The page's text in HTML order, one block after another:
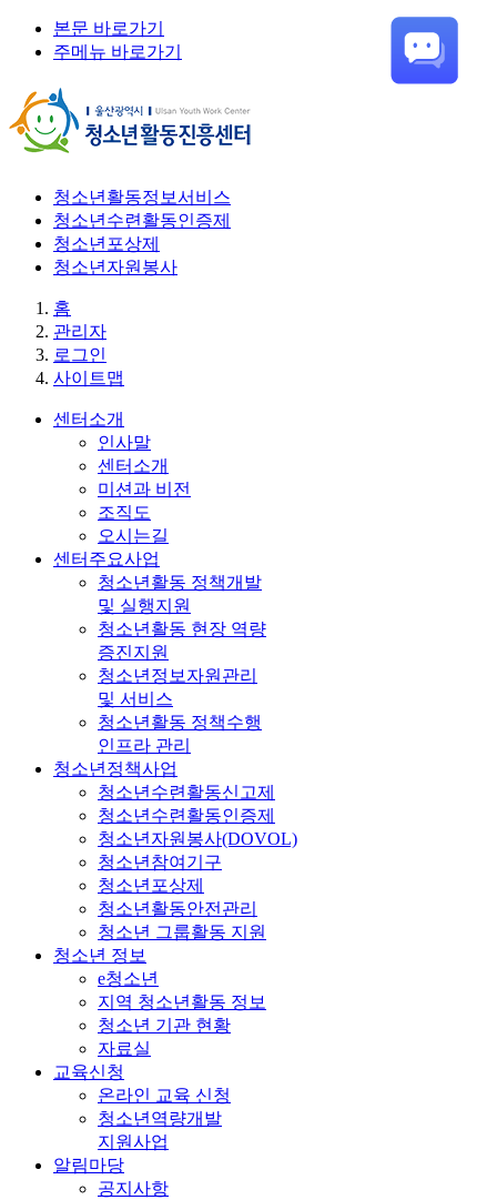
본문 바로가기
주메뉴 바로가기
청소년활동정보서비스
청소년수련활동인증제
청소년포상제
청소년자원봉사
홈
관리자
로그인
사이트맵
센터소개
인사말
센터소개
미션과 비전
조직도
오시는길
센터주요사업
청소년활동 정책개발
및 실행지원
청소년활동 현장 역량
증진지원
청소년정보자원관리
및 서비스
청소년활동 정책수행
인프라 관리
청소년정책사업
청소년수련활동신고제
청소년수련활동인증제
청소년자원봉사(DOVOL)
청소년참여기구
청소년포상제
청소년활동안전관리
청소년 그룹활동 지원
청소년 정보
e청소년
지역 청소년활동 정보
청소년 기관 현황
자료실
교육신청
온라인 교육 신청
청소년역량개발
지원사업
알림마당
공지사항